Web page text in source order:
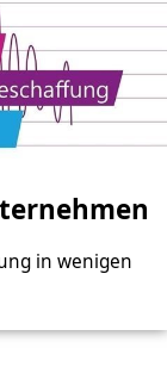
in wenigen